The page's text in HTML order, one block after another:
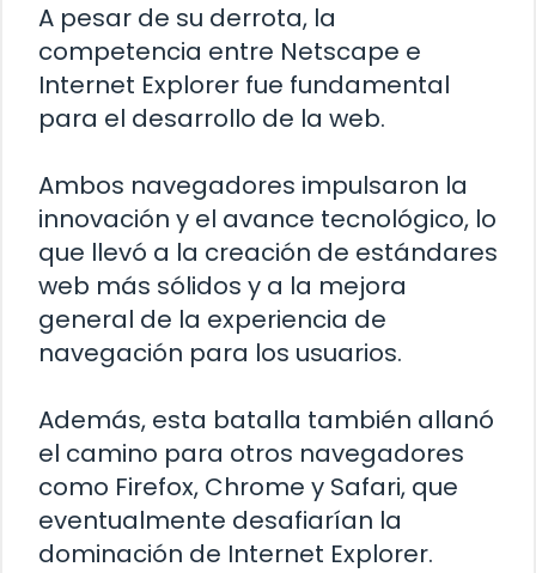
A pesar de su derrota, la
competencia entre Netscape e
Internet Explorer fue fundamental
para el desarrollo de la web.
Ambos navegadores impulsaron la
innovación y el avance tecnológico, lo
que llevó a la creación de estándares
web más sólidos y a la mejora
general de la experiencia de
navegación para los usuarios.
Además, esta batalla también allanó
el camino para otros navegadores
como Firefox, Chrome y Safari, que
eventualmente desafiarían la
dominación de Internet Explorer.